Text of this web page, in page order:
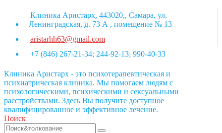
Клиника Аристарх, 443020,, Самара, ул.
Ленинградская, д. 73 А , помещение № 13
aristarhh63@gmail.com
+7 (846) 267-21-34; 244-92-13; 990-40-33
Клиника Аристарх - это психотерапевтическая и
психиатрическая клиника. Мы помогаем людям с
психологическими, психическими и сексуальными
расстройствами. Здесь Вы получите доступное
квалифицированное и эффективное лечение.
Поиск